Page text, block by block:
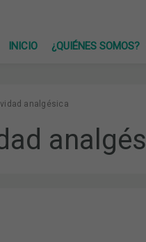
INICIO
¿QUIÉNES SOMOS?
analgésica